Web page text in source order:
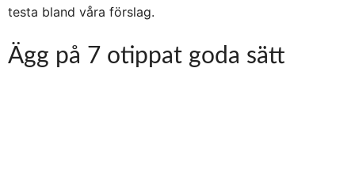
testa bland våra förslag.
Ägg på 7 otippat goda sätt